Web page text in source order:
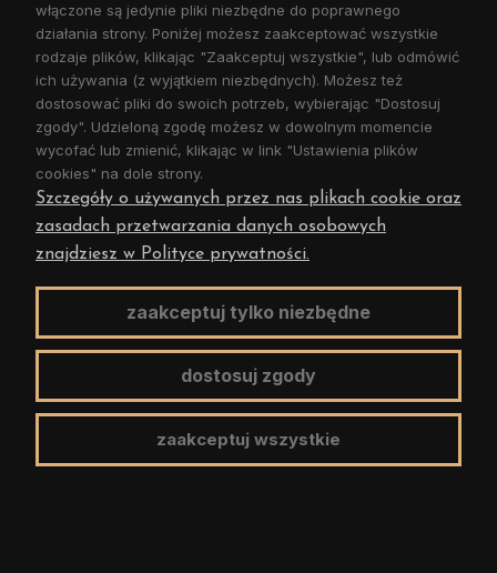
(6079.0033) + dźwignia
1 071,90 zł
Cena netto: 871,46 zł
DO KOSZYKA
Pompa ręczna bezzbiornikowa pod siłownik
włączone są jedynie pliki niezbędne do poprawnego
działania strony. Poniżej możesz zaakceptować wszystkie
rodzaje plików, klikając "Zaakceptuj wszystkie", lub odmówić
ich używania (z wyjątkiem niezbędnych). Możesz też
dostosować pliki do swoich potrzeb, wybierając "Dostosuj
zgody". Udzieloną zgodę możesz w dowolnym momencie
wycofać lub zmienić, klikając w link "Ustawienia plików
cookies" na dole strony.
Szczegóły o używanych przez nas plikach cookie oraz
zasadach przetwarzania danych osobowych
znajdziesz w Polityce prywatności.
zaakceptuj tylko niezbędne
dostosuj zgody
zaakceptuj wszystkie